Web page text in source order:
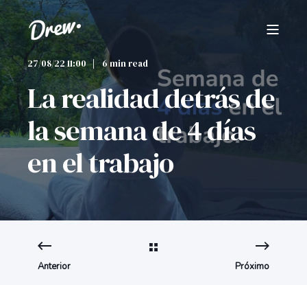
27/08/22 11:00 6 min read
La realidad detrás de
la semana de 4 días
en el trabajo
Anterior Próximo